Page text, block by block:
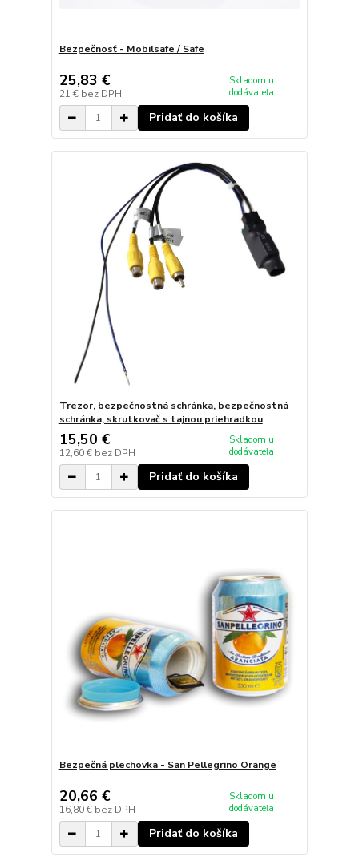
Bezpečnosť - Mobilsafe / Safe
25,83 €
21 € bez DPH
Skladom u
dodávateľa
Pridať do košíka
Trezor, bezpečnostná schránka, bezpečnostná
schránka, skrutkovač s tajnou priehradkou
15,50 €
12,60 € bez DPH
Skladom u
dodávateľa
Pridať do košíka
Bezpečná plechovka - San Pellegrino Orange
20,66 €
16,80 € bez DPH
Skladom u
dodávateľa
Pridať do košíka